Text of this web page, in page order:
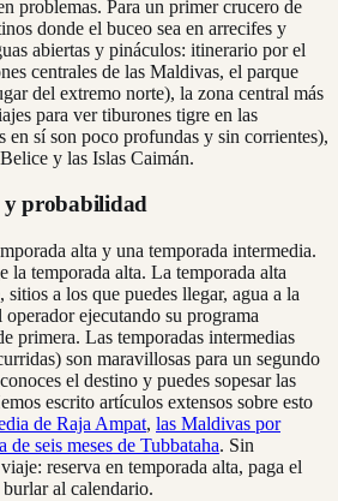
problemas. Para un primer crucero de
donde el buceo sea en arrecifes y
abiertas y pináculos: itinerario por el
centrales de las Maldivas, el parque
del extremo norte), la zona central más
para ver tiburones tigre en las
en sí son poco profundas y sin corrientes),
y las Islas Caimán.
probabilidad
alta y una temporada intermedia.
la temporada alta. La temporada alta
a los que puedes llegar, agua a la
operador ejecutando su programa
primera. Las temporadas intermedias
son maravillosas para un segundo
el destino y puedes sopesar las
escrito artículos extensos sobre esto
de Raja Ampat, las Maldivas por
de seis meses de Tubbataha. Sin
reserva en temporada alta, paga el
al calendario.